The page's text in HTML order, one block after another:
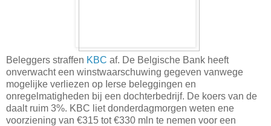
Beleggers straffen KBC af. De Belgische Bank heeft
onverwacht een winstwaarschuwing gegeven vanwege
mogelijke verliezen op Ierse beleggingen en
onregelmatigheden bij een dochterbedrijf. De koers van de
daalt ruim 3%. KBC liet donderdagmorgen weten ene
voorziening van €315 tot €330 mln te nemen voor een